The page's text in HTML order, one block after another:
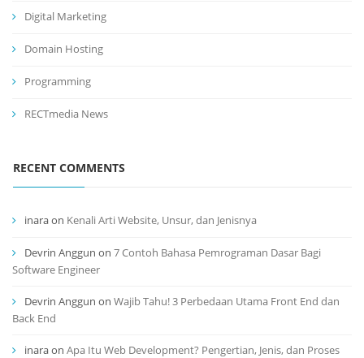
Digital Marketing
Domain Hosting
Programming
RECTmedia News
RECENT COMMENTS
inaraon Kenali Arti Website, Unsur, dan Jenisnya
Devrin Anggun on 7 Contoh Bahasa Pemrograman Dasar Bagi
Software Engineer
Devrin Anggun on Wajib Tahu! 3 Perbedaan Utama Front End dan
Back End
inaraon Apa Itu Web Development? Pengertian, Jenis, dan Proses